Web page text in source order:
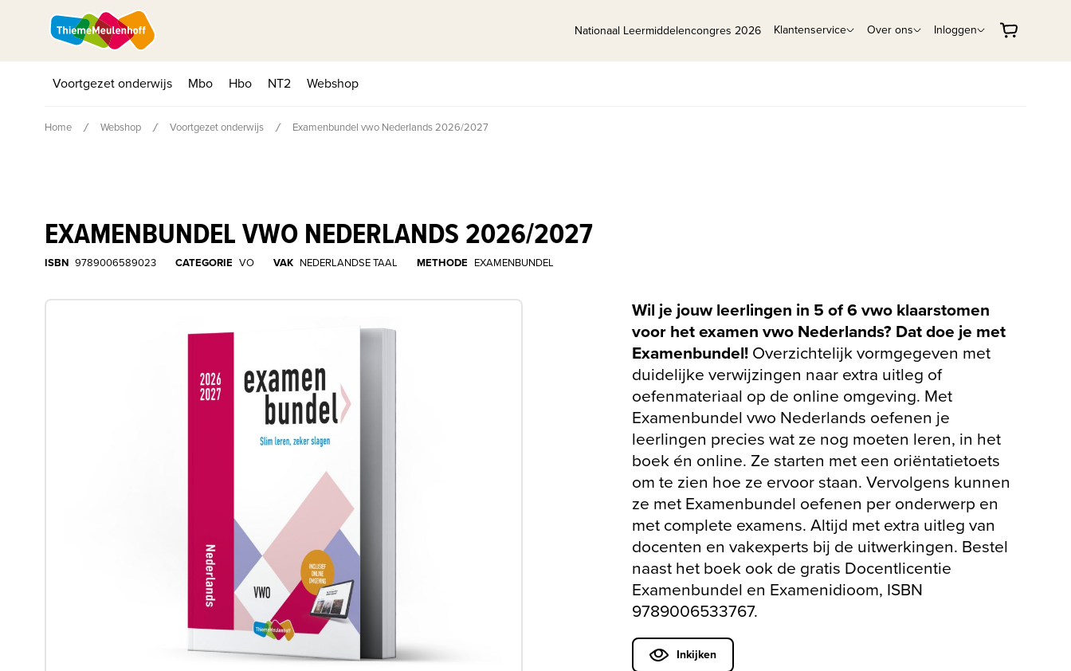
Nationaal Leermiddelencongres 2026 Klantenservice Over ons Inloggen
Voortgezet onderwijs Mbo Hbo NT2 Webshop
Home Webshop Voortgezet onderwijs Examenbundel vwo Nederlands 2026/2027
EXAMENBUNDEL VWO NEDERLANDS 2026/2027
ISBN 9789006589023 CATEGORIE VO VAK NEDERLANDSE TAAL METHODE EXAMENBUNDEL
Wil je jouw leerlingen in 5 of 6 vwo klaarstomen
voor het examen vwo Nederlands? Dat doe je met
Examenbundel!Overzichtelijk vormgegeven met
duidelijke verwijzingen naar extra uitleg of
oefenmateriaal op de online omgeving. Met
Examenbundel vwo Nederlands oefenen je
leerlingen precies wat ze nog moeten leren, in het
boek én online. Ze starten met een oriëntatietoets
om te zien hoe ze ervoor staan. Vervolgens kunnen
ze met Examenbundel oefenen per onderwerp en
met complete examens. Altijd met extra uitleg van
docenten en vakexperts bij de uitwerkingen. Bestel
naast het boek ook de gratis Docentlicentie
Examenbundel en Examenidioom, ISBN
9789006533767.
Inkijken